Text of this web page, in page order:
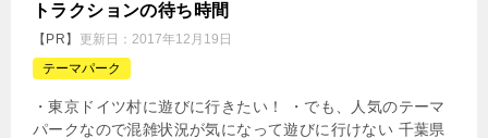
トラクションの待ち時間
【PR】 更新日： 2017年12月19日
テーマパーク
・東京ドイツ村に遊びに行きたい！ ・でも、人気のテーマ
パークなので混雑状況が気になって遊びに行けない 千葉県